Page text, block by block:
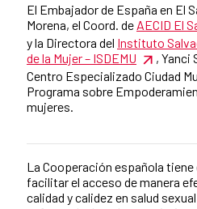
El Embajador de España en El
Morena, el Coord. de AECID El
y la Directora del Instituto
de la Mujer – ISDEMU
, Yanci
Centro Especializado Ciudad
Programa sobre
mujeres.
News content
La Cooperación española
facilitar el acceso de manera
calidad y calidez en salud